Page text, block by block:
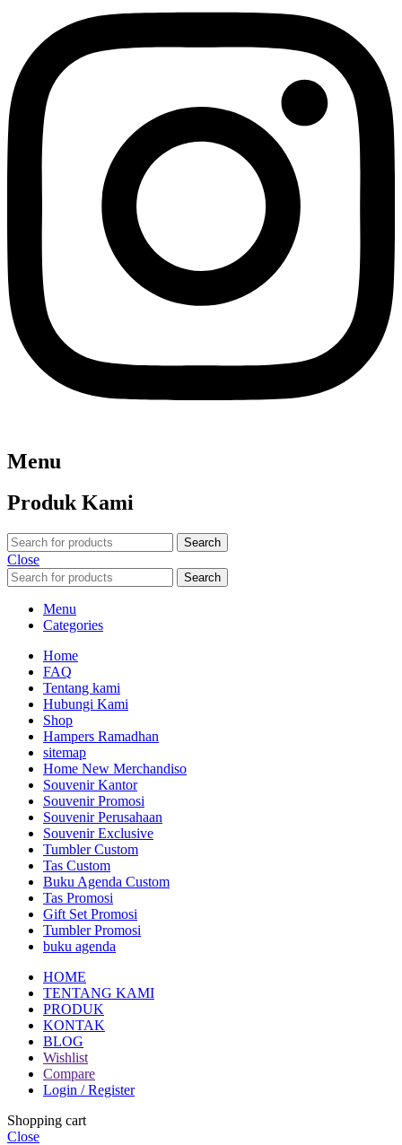
Menu
Produk Kami
Search
Close
Search
Menu
Categories
Home
FAQ
Tentang kami
Hubungi Kami
Shop
Hampers Ramadhan
sitemap
Home New Merchandiso
Souvenir Kantor
Souvenir Promosi
Souvenir Perusahaan
Souvenir Exclusive
Tumbler Custom
Tas Custom
Buku Agenda Custom
Tas Promosi
Gift Set Promosi
Tumbler Promosi
buku agenda
HOME
TENTANG KAMI
PRODUK
KONTAK
BLOG
Wishlist
Compare
Login / Register
Shopping cart
Close